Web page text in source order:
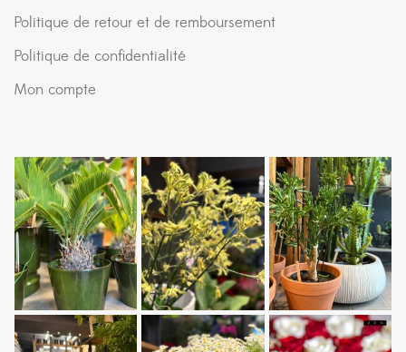
Politique de retour et de remboursement
Politique de confidentialité
Mon compte